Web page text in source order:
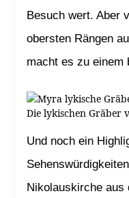
Besuch wert. Aber
obersten Rängen
macht es zu einem
Die lykischen Gräber
Und noch ein
Nikolauskirche aus